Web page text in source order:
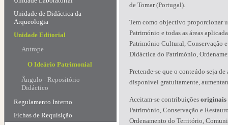
Unidade de Didáctica da
Arqueologia
Unidade Editorial
Antrope
O Ideário Patrimonial
Ângulo - Repositório
Didáctico
Regulamento Interno
Fichas de Requisição
de Tomar (Portugal).
Tem como objectivo proporcionar
Património e todas as áreas
Património Cultural, Conservação
Didáctica do Património,
Pretende-se que o conteúdo seja
disponível gratuitamente,
Aceitam-se contribuições originais
Património, Conservação e
Ordenamento do Território,